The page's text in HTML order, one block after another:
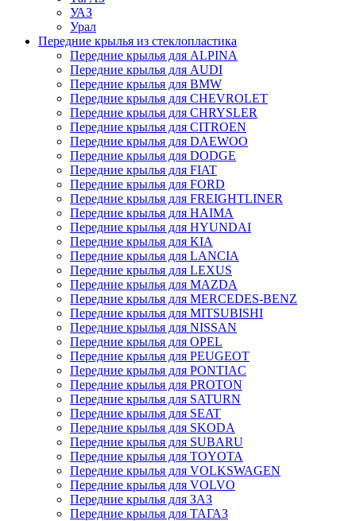
УАЗ
Урал
Передние крылья из стеклопластика
Передние крылья для ALPINA
Передние крылья для AUDI
Передние крылья для BMW
Передние крылья для CHEVROLET
Передние крылья для CHRYSLER
Передние крылья для CITROEN
Передние крылья для DAEWOO
Передние крылья для DODGE
Передние крылья для FIAT
Передние крылья для FORD
Передние крылья для FREIGHTLINER
Передние крылья для HAIMA
Передние крылья для HYUNDAI
Передние крылья для KIA
Передние крылья для LANCIA
Передние крылья для LEXUS
Передние крылья для MAZDA
Передние крылья для MERCEDES-BENZ
Передние крылья для MITSUBISHI
Передние крылья для NISSAN
Передние крылья для OPEL
Передние крылья для PEUGEOT
Передние крылья для PONTIAC
Передние крылья для PROTON
Передние крылья для SATURN
Передние крылья для SEAT
Передние крылья для SKODA
Передние крылья для SUBARU
Передние крылья для TOYOTA
Передние крылья для VOLKSWAGEN
Передние крылья для VOLVO
Передние крылья для ЗАЗ
Передние крылья для ТАГАЗ